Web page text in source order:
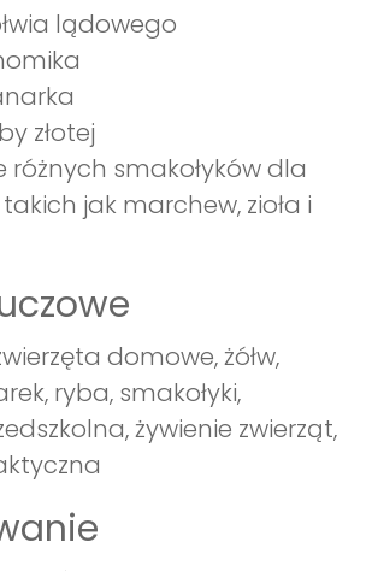
lądowego
złotej
różnych smakołyków dla
jak marchew, zioła i
domowe, żółw,
ryba, smakołyki,
żywienie zwierząt,